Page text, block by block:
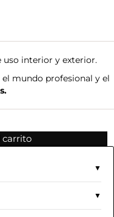
uso interior y exterior.
el mundo profesional y el
carrito